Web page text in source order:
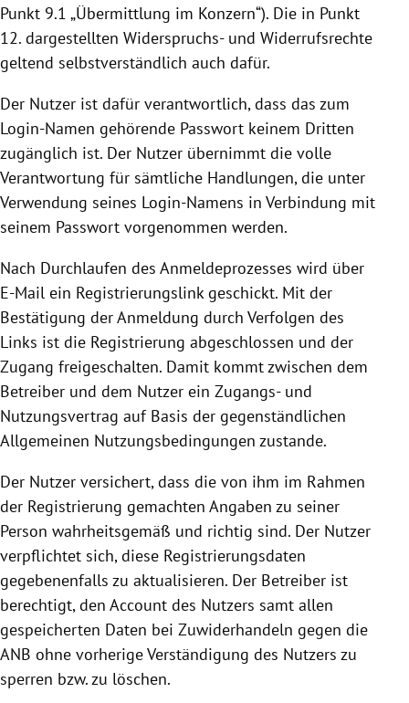
Punkt 9.1 „Übermittlung im Konzern“). Die in Punkt
12. dargestellten Widerspruchs- und Widerrufsrechte
geltend selbstverständlich auch dafür.
Der Nutzer ist dafür verantwortlich, dass das zum
Login-Namen gehörende Passwort keinem Dritten
zugänglich ist. Der Nutzer übernimmt die volle
Verantwortung für sämtliche Handlungen, die unter
Verwendung seines Login-Namens in Verbindung mit
seinem Passwort vorgenommen werden.
Nach Durchlaufen des Anmeldeprozesses wird über
E-Mail ein Registrierungslink geschickt. Mit der
Bestätigung der Anmeldung durch Verfolgen des
Links ist die Registrierung abgeschlossen und der
Zugang freigeschalten. Damit kommt zwischen dem
Betreiber und dem Nutzer ein Zugangs- und
Nutzungsvertrag auf Basis der gegenständlichen
Allgemeinen Nutzungsbedingungen zustande.
Der Nutzer versichert, dass die von ihm im Rahmen
der Registrierung gemachten Angaben zu seiner
Person wahrheitsgemäß und richtig sind. Der Nutzer
verpflichtet sich, diese Registrierungsdaten
gegebenenfalls zu aktualisieren. Der Betreiber ist
berechtigt, den Account des Nutzers samt allen
gespeicherten Daten bei Zuwiderhandeln gegen die
ANB ohne vorherige Verständigung des Nutzers zu
sperren bzw. zu löschen.